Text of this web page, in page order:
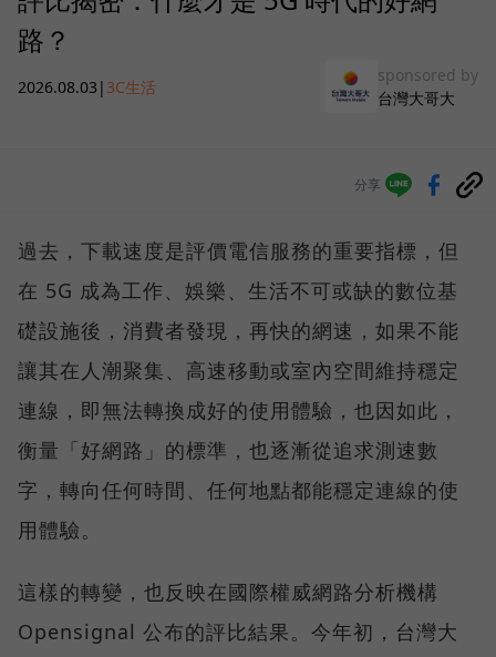
路？
2026.08.03 | 3C生活
sponsored by
台灣大哥大
分享
過去，下載速度是評價電信服務的重要指標，但
在 5G 成為工作、娛樂、生活不可或缺的數位基
礎設施後，消費者發現，再快的網速，如果不能
讓其在人潮聚集、高速移動或室內空間維持穩定
連線，即無法轉換成好的使用體驗，也因如此，
衡量「好網路」的標準，也逐漸從追求測速數
字，轉向任何時間、任何地點都能穩定連線的使
用體驗。
這樣的轉變，也反映在國際權威網路分析機構
Opensignal 公布的評比結果。今年初，台灣大